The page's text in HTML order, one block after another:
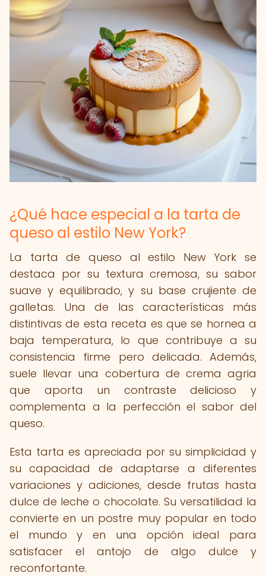
¿Qué hace especial a la tarta de
queso al estilo New York?
La tarta de queso al estilo New York se
destaca por su textura cremosa, su sabor
suave y equilibrado, y su base crujiente de
galletas. Una de las características más
distintivas de esta receta es que se hornea a
baja temperatura, lo que contribuye a su
consistencia firme pero delicada. Además,
suele llevar una cobertura de crema agria
que aporta un contraste delicioso y
complementa a la perfección el sabor del
queso.
Esta tarta es apreciada por su simplicidad y
su capacidad de adaptarse a diferentes
variaciones y adiciones, desde frutas hasta
dulce de leche o chocolate. Su versatilidad la
convierte en un postre muy popular en todo
el mundo y en una opción ideal para
satisfacer el antojo de algo dulce y
reconfortante.